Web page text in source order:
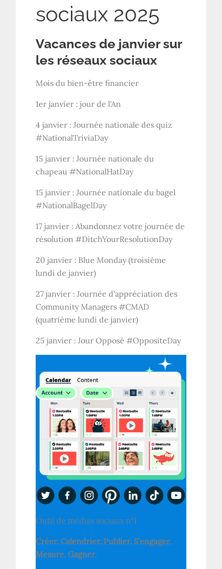
sociaux 2025
Vacances de janvier sur
les réseaux sociaux
Mois du bien-être financier
1er janvier : jour de l'An
4 janvier : Journée nationale des quiz
#NationalTriviaDay
15 janvier : Journée nationale du
chapeau #NationalHatDay
15 janvier : Journée nationale du bagel
#NationalBagelDay
17 janvier : Abandonnez votre journée de
résolution #DitchYourResolutionDay
20 janvier : Blue Monday (troisième
lundi de janvier)
27 janvier : Journée d'appréciation des
Community Managers #CMAD
(quatrième lundi de janvier)
25 janvier : Jour Opposé #OppositeDay
Outil de médias sociaux n°1
Créer. Calendrier. Publier. S'engager.
Mesure. Gagner.